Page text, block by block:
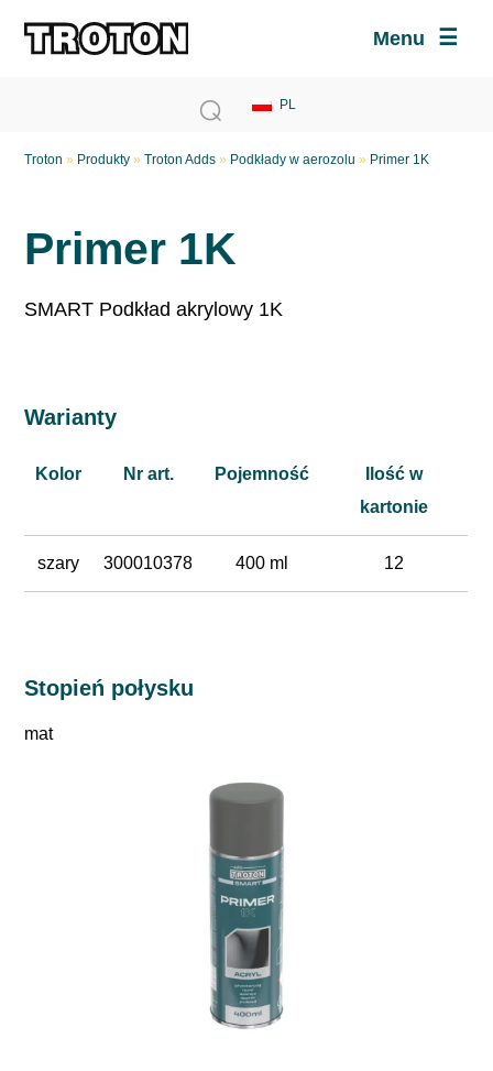
Menu
Troton » Produkty »Troton Adds » Podkłady w aerozolu » Primer 1K
Primer 1K
SMART Podkład akrylowy 1K
Warianty
Kolor Nr art. Pojemność
Ilość w
kartonie
szary 300010378 400 ml 12
Stopień połysku
mat